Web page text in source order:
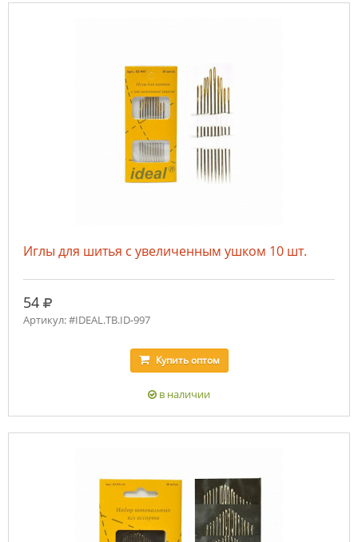
Иглы для шитья с увеличенным ушком 10 шт.
54 руб.
Артикул: #IDEAL.ТВ.ID-997
Купитьоптом
в наличии